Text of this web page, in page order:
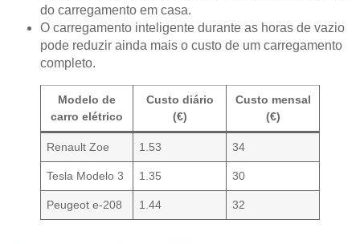
do carregamento em casa.
O carregamento inteligente durante as horas de vazio
pode reduzir ainda mais o custo de um carregamento
completo.
Modelo de
carro elétrico
Custo diário
(€)
Custo mensal
(€)
Renault Zoe 1.53 34
Tesla Modelo 3 1.35 30
Peugeot e-208 1.44 32